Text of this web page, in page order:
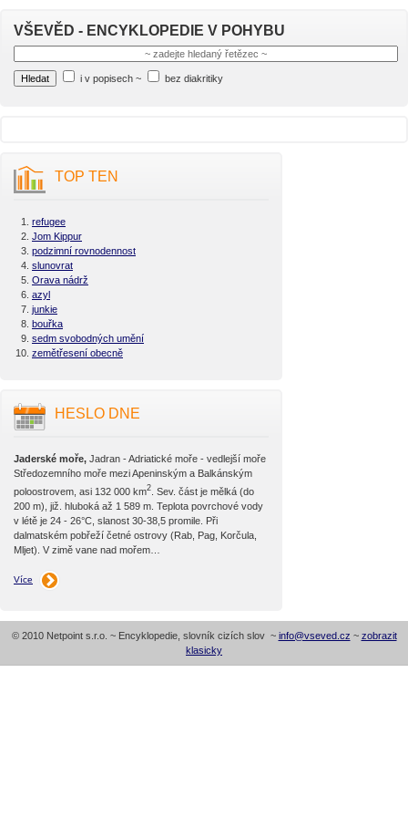
VŠEVĚD - ENCYKLOPEDIE V POHYBU
i v popisech ~ bez diakritiky
TOP TEN
refugee
Jom Kippur
podzimní rovnodennost
slunovrat
Orava nádrž
azyl
junkie
bouřka
sedm svobodných umění
zemětřesení obecně
HESLO DNE
Jaderské moře, Jadran - Adriatické moře - vedlejší moře
Středozemního moře mezi Apeninským a Balkánským
poloostrovem, asi 132 000 km2 . Sev. část je mělká (do
200 m), již. hluboká až 1 589 m. Teplota povrchové vody
v létě je 24 - 26°C, slanost 30-38,5 promile. Při
dalmatském pobřeží četné ostrovy (Rab, Pag, Korčula,
Mljet). V zimě vane nad mořem…
Více
© 2010 Netpoint s.r.o. ~ Encyklopedie, slovník cizích slov ~ info@vseved.cz ~ zobrazit
klasicky